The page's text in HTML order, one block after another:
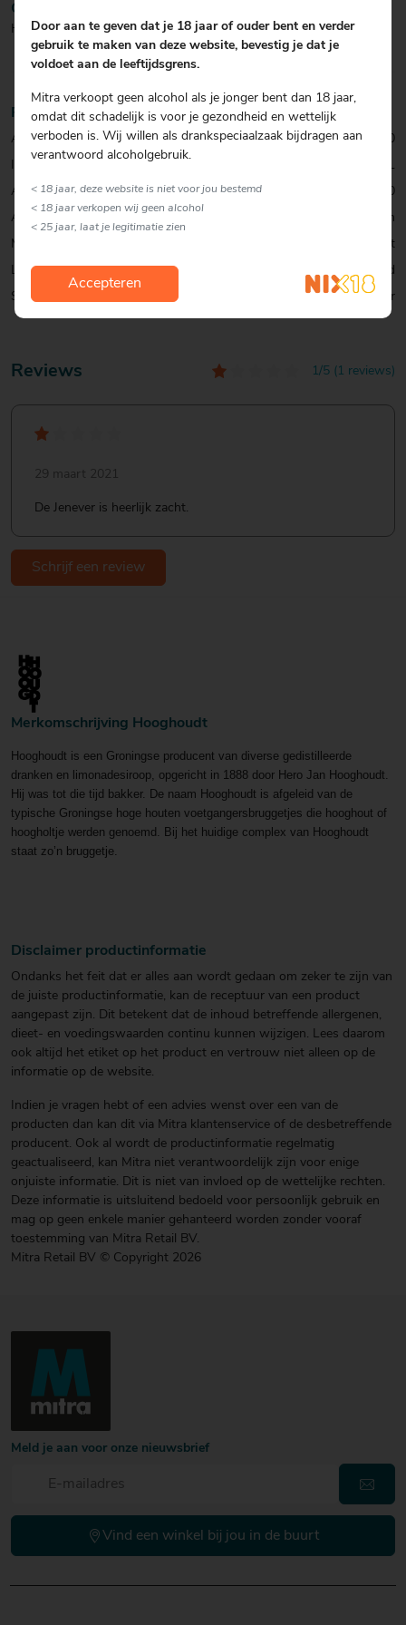
COCKTAIL
Heerlijk puur als digestief.
Reviews 1/5 (1 reviews)
29 maart 2021
De Jenever is heerlijk zacht.
Schrijf een review
Productinformatie
Artikelcode:
0001033530
70 CL
Alcohol percentage:
38,0
Allergenen:
Geen
Merk:
Hooghoudt
Land:
Nederland
Soort:
Oude Jenever
Merkomschrijving Hooghoudt
Hooghoudt is een Groningse producent van diverse gedistilleerde
dranken en limonadesiroop, opgericht in 1888 door Hero Jan Hooghoudt.
Hij was tot die tijd bakker. De naam Hooghoudt is afgeleid van de
typische Groningse hoge houten voetgangersbruggetjes die hooghout of
hoogholtje werden genoemd. Bij het huidige complex van Hooghoudt
staat zo’n bruggetje.
Disclaimer productinformatie
Ondanks het feit dat er alles aan wordt gedaan om zeker te zijn van
de juiste productinformatie, kan de receptuur van een product
aangepast zijn. Dit betekent dat de inhoud betreffende allergenen,
dieet- en voedingswaarden continu kunnen wijzigen. Lees daarom
ook altijd het etiket op het product en vertrouw niet alleen op de
informatie op de website.
Indien je vragen hebt of een advies wenst over een van de
producten dan kan dit via Mitra klantenservice of de desbetreffende
producent. Ook al wordt de productinformatie regelmatig
geactualiseerd, kan Mitra niet verantwoordelijk zijn voor enige
onjuiste informatie. Dit is niet van invloed op de wettelijke rechten.
Deze informatie is uitsluitend bedoeld voor persoonlijk gebruik en
mag op geen enkele manier gehanteerd worden zonder vooraf
toestemming van Mitra Retail BV.
Mitra Retail BV © Copyright 2026
Meld je aan voor onze nieuwsbrief
Vind een winkel bij jou in de buurt
Door aan te geven dat je 18 jaar of ouder bent en verder
gebruik te maken van deze website, bevestig je dat je
voldoet aan de leeftijdsgrens.
Mitra verkoopt geen alcohol als je jonger bent dan 18 jaar,
omdat dit schadelijk is voor je gezondheid en wettelijk
verboden is. Wij willen als drankspeciaalzaak bijdragen aan
verantwoord alcoholgebruik.
< 18 jaar, deze website is niet voor jou bestemd
< 18 jaar verkopen wij geen alcohol
< 25 jaar, laat je legitimatie zien
Accepteren